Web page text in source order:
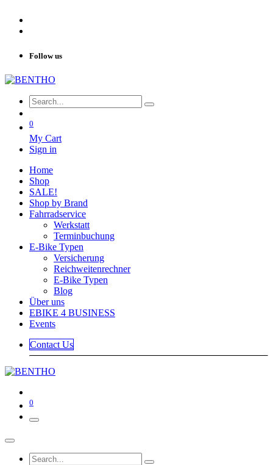
Follow us
0
My Cart
Sign in
Home
Shop
SALE!
Shop by Brand
Fahrradservice
Werkstatt
Terminbuchung
E-Bike Typen
Versicherung
Reichweitenrechner
E-Bike Typen
Blog
Über uns
EBIKE 4 BUSINESS
Events
Contact Us
0